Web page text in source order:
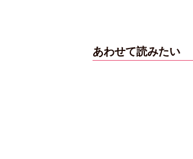
あわせて読みたい